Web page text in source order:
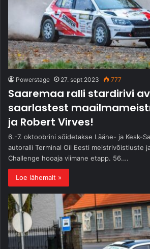
Powerstage 27. sept 2023 777
Saaremaa ralli stardirivi
saarlastest
ja Robert Virves!
6.-7. oktoobrini sõidetakse Lääne- ja Kesk-
autoralli Terminal Oil Eesti meistrivõistluste
Challenge hooaja viimane etapp. 56.…
Loe lähemalt »